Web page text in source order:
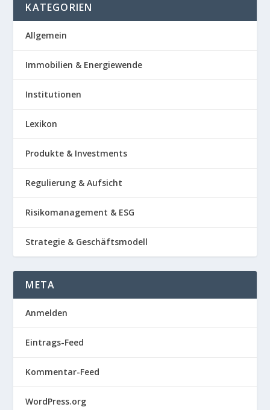
KATEGORIEN
Allgemein
Immobilien & Energiewende
Institutionen
Lexikon
Produkte & Investments
Regulierung & Aufsicht
Risikomanagement & ESG
Strategie & Geschäftsmodell
META
Anmelden
Eintrags-Feed
Kommentar-Feed
WordPress.org